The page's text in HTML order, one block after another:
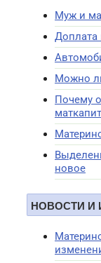
Муж и
Доплата
Можно
Почему
новое
НОВОСТИ И